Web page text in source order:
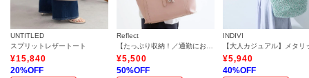
UNTITLED
スプリットレザートート
¥15,840
20%OFF
Reflect
¥5,500
50%OFF
INDIVI
¥5,940
40%OFF